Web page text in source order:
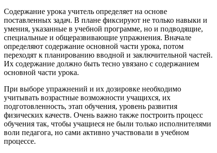
Содержание урока учитель определяет на осно­ве
поставленных задач. В плане фиксируют не только навыки и
умения, указанные в учеб­ной программе, но и подводящие,
специаль­ные и общеразвивающие упражнения. Вначале
определяют содержание основной части урока, потом
переходят к планированию вводной и заключительной частей.
Их содержание долж­но быть тесно увязано с содержанием
основ­ной части урока.
При выборе упражнений и их дозировке необходимо
учитывать возрастные возможности учащихся, их
подготовленность, этап обуче­ния, уровень развития
физических качеств. Очень важно также построить процесс
обуче­ния так, чтобы учащиеся не были только ис­полнителями
воли педагога, но сами активно участвовали в учебном
процессе.